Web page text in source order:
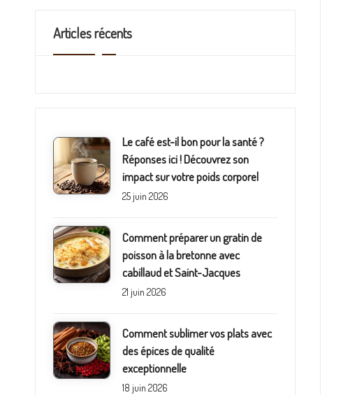
n
Articles récents
Le café est-il bon pour la santé ?
Réponses ici ! Découvrez son
impact sur votre poids corporel
25 juin 2026
Comment préparer un gratin de
poisson à la bretonne avec
cabillaud et Saint-Jacques
21 juin 2026
Comment sublimer vos plats avec
des épices de qualité
exceptionnelle
18 juin 2026